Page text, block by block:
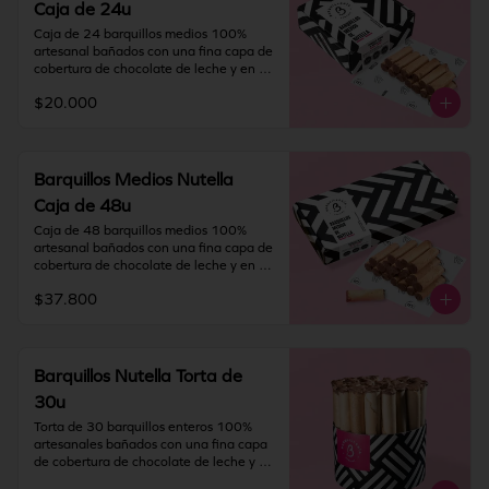
fresco y seco (20º) y 65% humedad.
IMPORTANTE: Nuestros barquillos
tienen una duración de 60 días desde la
tienes una solicitud especial deja toda la
Caja de 24u
Caja de 24 barquillos medios 100%
artesanal bañados con una fina capa de
cobertura de chocolate de leche y en su
Recomendación: Mantener en un lugar
fresco y seco (20º) y 65% humedad.
IMPORTANTE: Nuestros barquillos
tienen una duración de 60 días desde la
fecha de elaboración. Si vas a viajar o
información en "Indicaciones
$20.000
Barquillos Medios Nutella
Caja de 48u
Caja de 48 barquillos medios 100%
artesanal bañados con una fina capa de
cobertura de chocolate de leche y en su
Recomendación: Mantener en un lugar
fresco y seco (20º) y 65% humedad.
IMPORTANTE: Nuestros barquillos
tienen una duración de 60 días desde la
fecha de elaboración. Si vas a viajar o
$37.800
Barquillos Nutella Torta de
30u
Torta de 30 barquillos enteros 100%
artesanales bañados con una fina capa
de cobertura de chocolate de leche y en